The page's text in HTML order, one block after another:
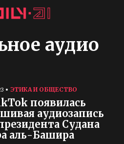
аудио
ЭТИКА И ОБЩЕСТВО
появилась
аудиозапись
Судана
аль-Башира